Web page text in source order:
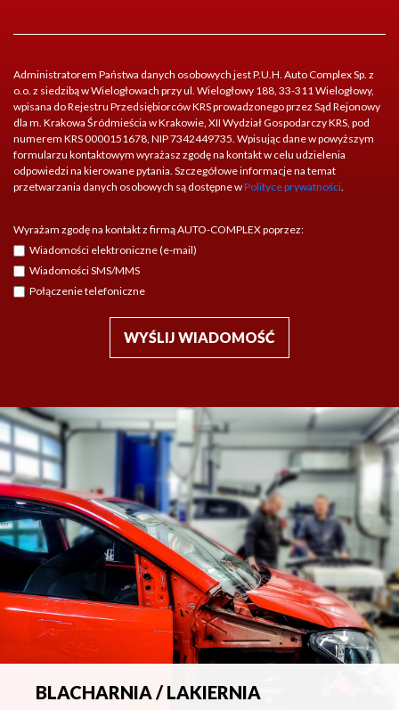
Administratorem Państwa danych osobowych jest P.U.H. Auto Complex Sp. z
o.o. z siedzibą w Wielogłowach przy ul. Wielogłowy 188, 33-311 Wielogłowy,
wpisana do Rejestru Przedsiębiorców KRS prowadzonego przez Sąd Rejonowy
dla m. Krakowa Śródmieścia w Krakowie, XII Wydział Gospodarczy KRS, pod
numerem KRS 0000151678, NIP 7342449735. Wpisując dane w powyższym
formularzu kontaktowym wyrażasz zgodę na kontakt w celu udzielenia
odpowiedzi na kierowane pytania. Szczegółowe informacje na temat
przetwarzania danych osobowych są dostępne wPolityce prywatności.
Wyrażam zgodę na kontakt z firmą AUTO-COMPLEX poprzez:
Wiadomości elektroniczne (e-mail)
Wiadomości SMS/MMS
Połączenie telefoniczne
BLACHARNIA / LAKIERNIA